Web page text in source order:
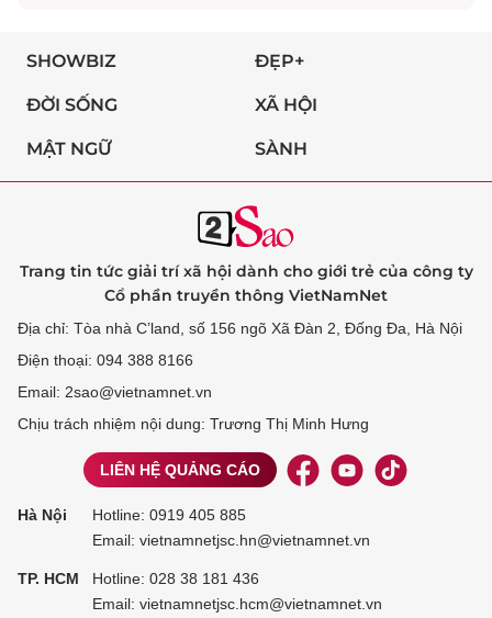
SHOWBIZ ĐẸP+
ĐỜI SỐNG XÃ HỘI
MẬT NGỮ SÀNH
Trang tin tức giải trí xã hội dành cho giới trẻ của công ty
Cổ phần truyền thông VietNamNet
Địa chỉ: Tòa nhà C’land, số 156 ngõ Xã Đàn 2, Đống Đa, Hà Nội
Điện thoại: 094 388 8166
Email: 2sao@vietnamnet.vn
Chịu trách nhiệm nội dung: Trương Thị Minh Hưng
LIÊN HỆ QUẢNG CÁO
Hà Nội Hotline: 0919 405 885
Email: vietnamnetjsc.hn@vietnamnet.vn
TP. HCM Hotline: 028 38 181 436
Email: vietnamnetjsc.hcm@vietnamnet.vn